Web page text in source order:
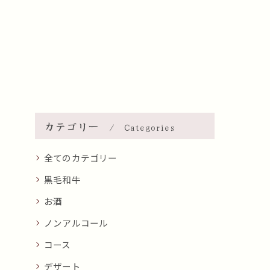
カテゴリー Categories
全てのカテゴリー
黒毛和牛
お酒
ノンアルコール
コース
デザート